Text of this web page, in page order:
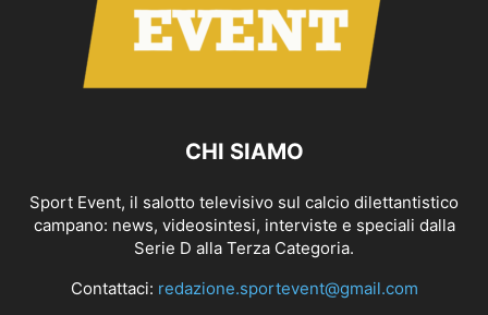
CHI SIAMO
Sport Event, il salotto televisivo sul calcio dilettantistico
campano: news, videosintesi, interviste e speciali dalla
Serie D alla Terza Categoria.
Contattaci: redazione.sportevent@gmail.com